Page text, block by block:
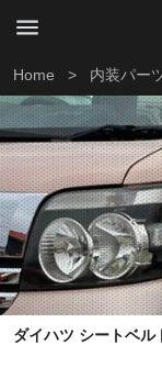
Home > 内装パー
ダイハツ シートベル